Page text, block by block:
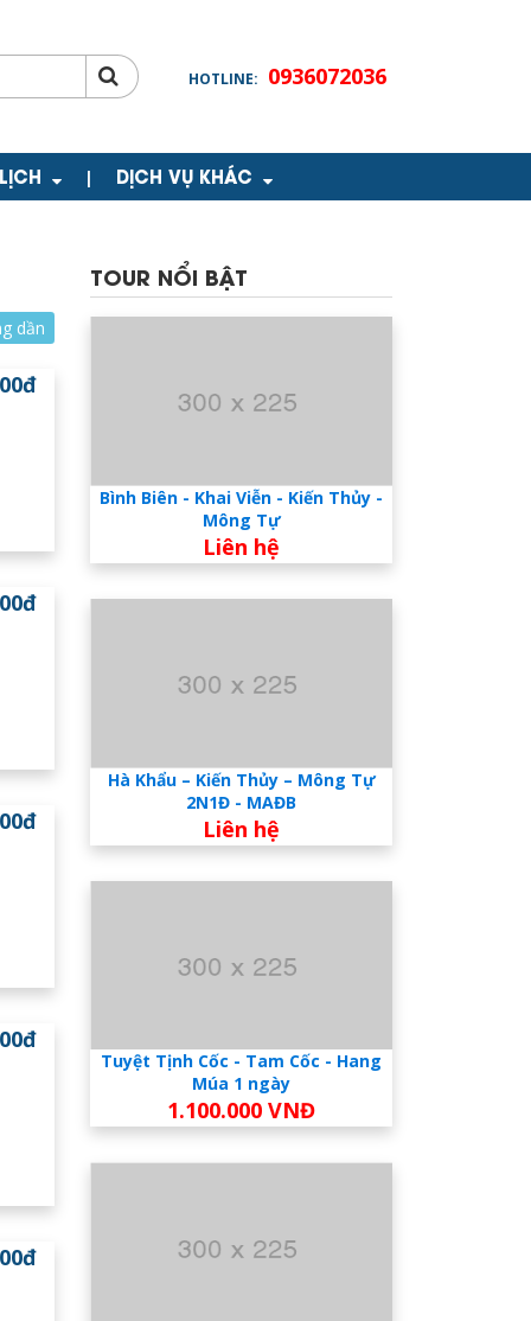
HOTLINE: 0936072036
| DỊCH VỤ KHÁC
dần
TOUR NỔI BẬT
Bình Biên - Khai Viễn - Kiến Thủy -
Mông Tự
Liên hệ
Hà Khẩu – Kiến Thủy – Mông Tự
2N1Đ - MAĐB
Liên hệ
Tuyệt Tịnh Cốc - Tam Cốc - Hang
Múa 1 ngày
1.100.000 VNĐ